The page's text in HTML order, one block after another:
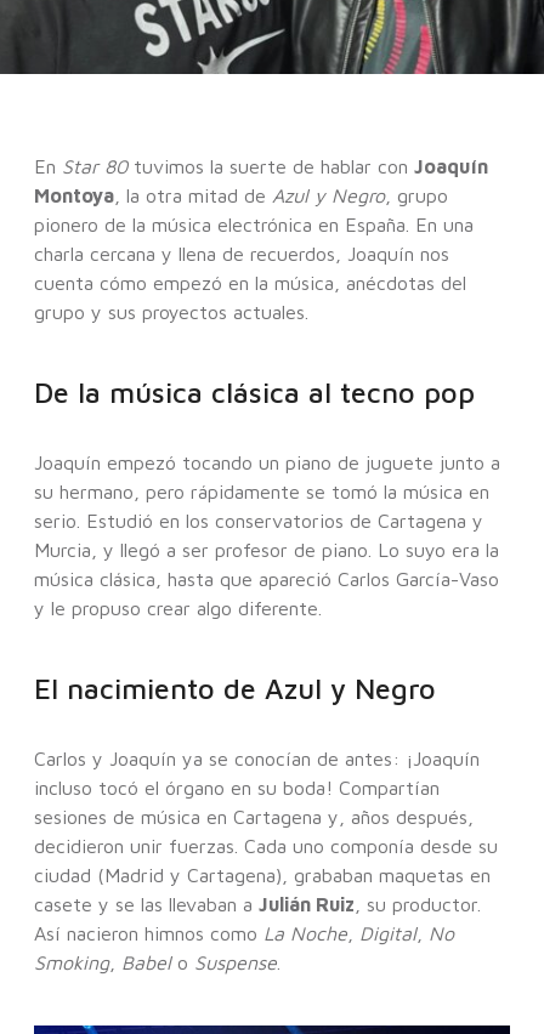
En Star 80tuvimos la suerte de hablar con Joaquín
Montoya , la otra mitad de Azul y Negro, grupo
pionero de la música electrónica en España. En una
charla cercana y llena de recuerdos, Joaquín nos
cuenta cómo empezó en la música, anécdotas del
grupo y sus proyectos actuales.
De la música clásica al tecno pop
Joaquín empezó tocando un piano de juguete junto a
su hermano, pero rápidamente se tomó la música en
serio. Estudió en los conservatorios de Cartagena y
Murcia, y llegó a ser profesor de piano. Lo suyo era la
música clásica, hasta que apareció Carlos García-Vaso
y le propuso crear algo diferente.
El nacimiento de Azul y Negro
Carlos y Joaquín ya se conocían de antes: ¡Joaquín
incluso tocó el órgano en su boda! Compartían
sesiones de música en Cartagena y, años después,
decidieron unir fuerzas. Cada uno componía desde su
ciudad (Madrid y Cartagena), grababan maquetas en
casete y se las llevaban a Julián Ruiz , su productor.
Así nacieron himnos como La Noche Digital, No
Smoking, Babelo Suspense